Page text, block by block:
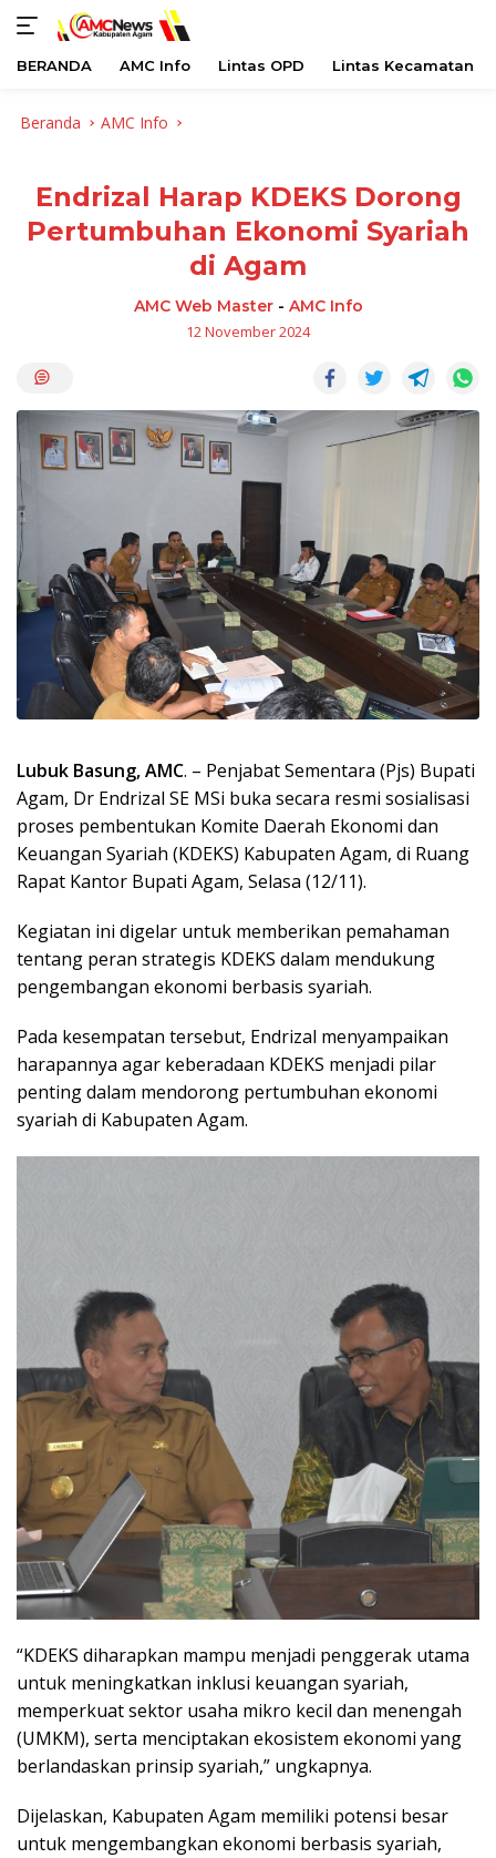
BERANDA AMC Info Lintas OPD Lintas Kecamatan
Beranda AMC Info
Endrizal Harap KDEKS Dorong
Pertumbuhan Ekonomi Syariah
di Agam
AMC Web Master- AMC Info
12 November 2024
Lubuk Basung, AMC. – Penjabat Sementara (Pjs) Bupati
Agam, Dr Endrizal SE MSi buka secara resmi sosialisasi
proses pembentukan Komite Daerah Ekonomi dan
Keuangan Syariah (KDEKS) Kabupaten Agam, di Ruang
Rapat Kantor Bupati Agam, Selasa (12/11).
Kegiatan ini digelar untuk memberikan pemahaman
tentang peran strategis KDEKS dalam mendukung
pengembangan ekonomi berbasis syariah.
Pada kesempatan tersebut, Endrizal menyampaikan
harapannya agar keberadaan KDEKS menjadi pilar
penting dalam mendorong pertumbuhan ekonomi
syariah di Kabupaten Agam.
“KDEKS diharapkan mampu menjadi penggerak utama
untuk meningkatkan inklusi keuangan syariah,
memperkuat sektor usaha mikro kecil dan menengah
(UMKM), serta menciptakan ekosistem ekonomi yang
berlandaskan prinsip syariah,” ungkapnya.
Dijelaskan, Kabupaten Agam memiliki potensi besar
untuk mengembangkan ekonomi berbasis syariah,